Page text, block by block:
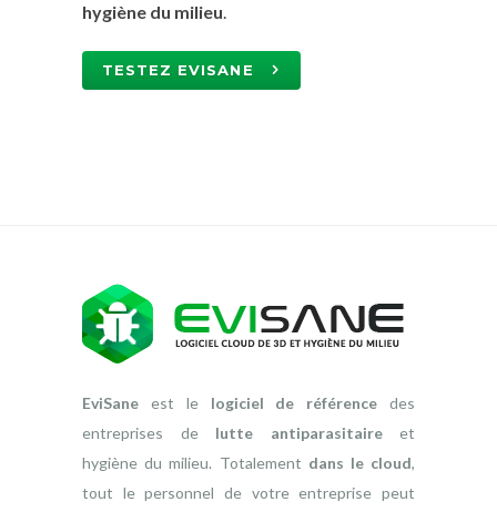
hygiène du milieu.
TESTEZ EVISANE
EviSane est le logiciel de référence des
entreprises de lutte antiparasitaireet
hygiène du milieu. Totalement dans le cloud,
tout le personnel de votre entreprise peut